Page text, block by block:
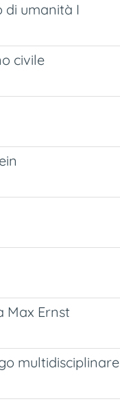
di umanità I
civile
Max Ernst
multidisciplinare